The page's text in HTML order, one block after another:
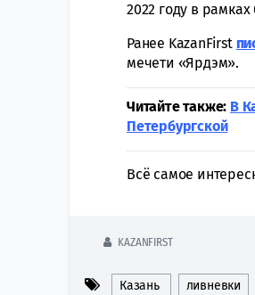
2022 году в рамках
Ранее KazanFirst
мечети «Ярдэм».
Читайте также: В
Петербургской
Всё самое
KAZANFIRST
Казань ливневки